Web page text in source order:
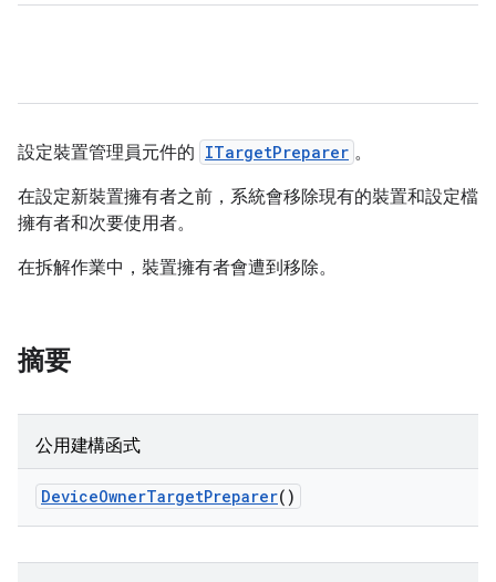
設定裝置管理員元件的 ITargetPreparer 。
在設定新裝置擁有者之前，系統會移除現有的裝置和設定檔
擁有者和次要使用者。
在拆解作業中，裝置擁有者會遭到移除。
摘要
公用建構函式
DeviceOwnerTargetPreparer()